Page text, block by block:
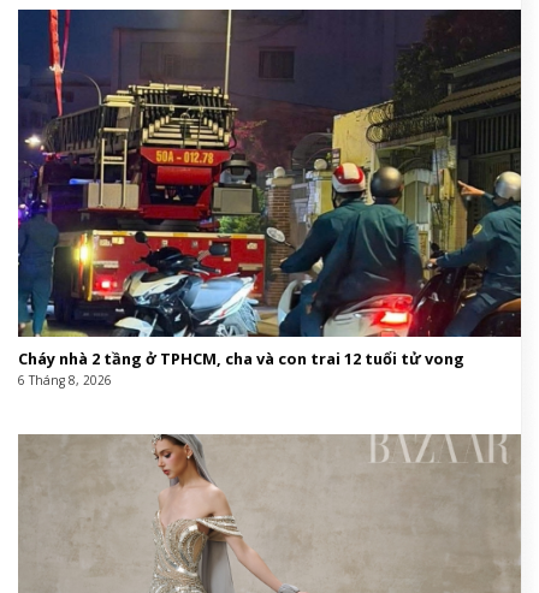
Cháy nhà 2 tầng ở TPHCM, cha và con trai 12 tuổi tử vong
6 Tháng 8, 2026